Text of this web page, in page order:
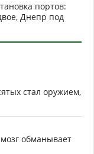
портов:
Днепр под
стал оружием,
обманывает